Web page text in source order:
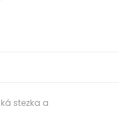
stezka a